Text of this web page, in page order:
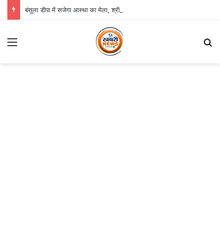
बंसुला डीपा में सजेगा आस्था का मेला, श्री जगन्नाथ झूलन रथयात्रा कल से